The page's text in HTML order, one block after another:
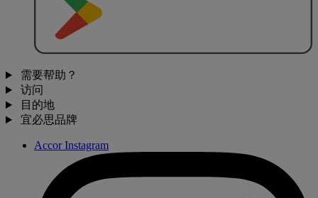
需要帮助？
访问
目的地
宜必思品牌
Accor Instagram